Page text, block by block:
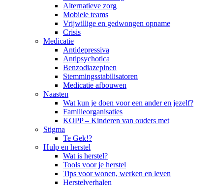
Alternatieve zorg
Mobiele teams
Vrijwillige en gedwongen opname
Crisis
Medicatie
Antidepressiva
Antipsychotica
Benzodiazepinen
Stemmingsstabilisatoren
Medicatie afbouwen
Naasten
Wat kun je doen voor een ander en jezelf?
Familieorganisaties
KOPP – Kinderen van ouders met
Stigma
Te Gek!?
Hulp en herstel
Wat is herstel?
Tools voor je herstel
Tips voor wonen, werken en leven
Herstelverhalen